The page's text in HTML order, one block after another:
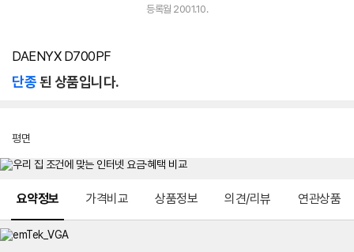
등록월 2001.10.
DAENYX D700PF
단종된 상품입니다.
평면
요약정보 가격비교 상품정보 의견/리뷰 연관상품